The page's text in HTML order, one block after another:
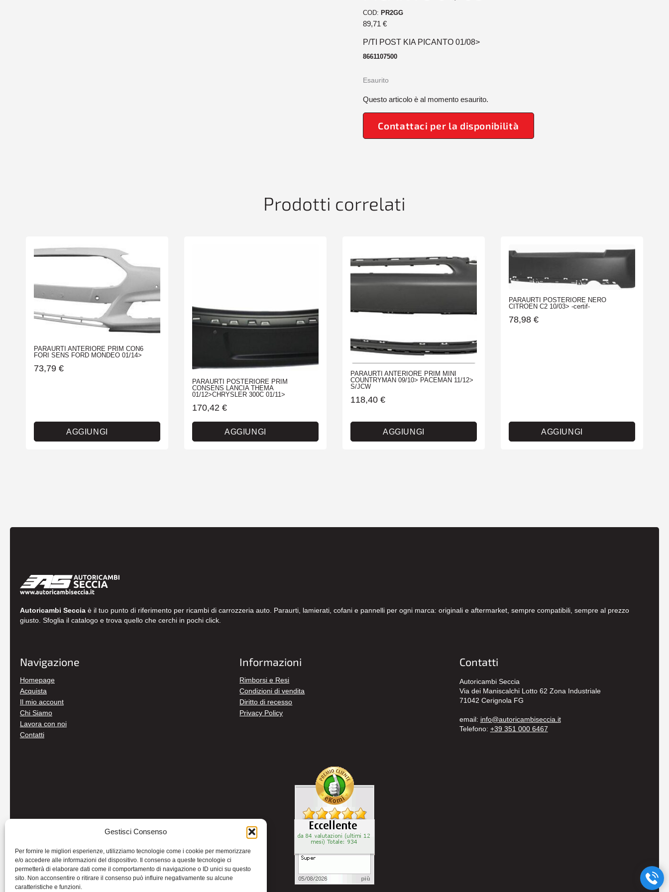
Gestisci Consenso
Per fornire le migliori esperienze, utilizziamo tecnologie come i cookie per memorizzare
e/o accedere alle informazioni del dispositivo. Il consenso a queste tecnologie ci
permetterà di elaborare dati come il comportamento di navigazione o ID unici su questo
sito. Non acconsentire o ritirare il consenso può influire negativamente su alcune
caratteristiche e funzioni.
COD: PR2GG
89,71 €
P/TI POST KIA PICANTO 01/08>
8661107500
Esaurito
Questo articolo è al momento esaurito.
Contattaci per la disponibilità
Prodotti correlati
PARAURTI ANTERIORE PRIM CON6
FORI SENS FORD MONDEO 01/14>
73,79 €
AGGIUNGI
PARAURTI POSTERIORE PRIM
CONSENS LANCIA THEMA
01/12>CHRYSLER 300C 01/11>
170,42 €
AGGIUNGI
PARAURTI ANTERIORE PRIM MINI
COUNTRYMAN 09/10> PACEMAN 11/12>
S/JCW
118,40 €
AGGIUNGI
PARAURTI POSTERIORE NERO
CITROEN C2 10/03> -certif-
78,98 €
AGGIUNGI
Autoricambi Seccia è il tuo punto di riferimento per ricambi di carrozzeria auto. Paraurti, lamierati, cofani e pannelli per ogni marca: originali e aftermarket, sempre compatibili, sempre al prezzo
giusto. Sfoglia il catalogo e trova quello che cerchi in pochi click.
Navigazione
Homepage
Acquista
Il mio account
Chi Siamo
Lavora con noi
Contatti
Informazioni
Rimborsi e Resi
Condizioni di vendita
Diritto di recesso
Privacy Policy
Contatti
Autoricambi Seccia
Via dei Maniscalchi Lotto 62 Zona Industriale
71042 Cerignola FG
email: info@autoricambiseccia.it
Telefono: +39 351 000 6467